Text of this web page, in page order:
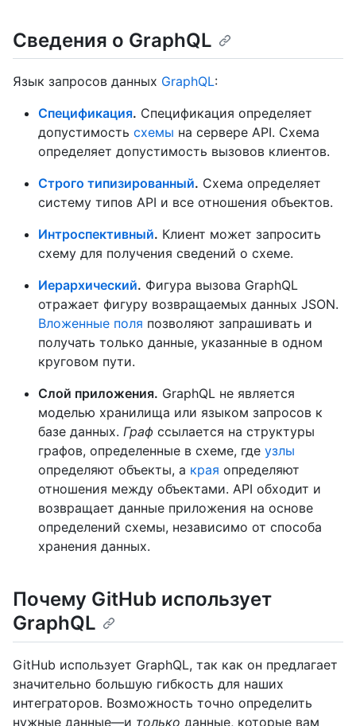
Сведения о GraphQL
Язык запросов данных GraphQL:
Спецификация. Спецификация определяет
допустимость схемы на сервере API. Схема
определяет допустимость вызовов клиентов.
Строго типизированный. Схема определяет
систему типов API и все отношения объектов.
Интроспективный. Клиент может запросить
схему для получения сведений о схеме.
Иерархический. Фигура вызова GraphQL
отражает фигуру возвращаемых данных JSON.
Вложенные поля позволяют запрашивать и
получать только данные, указанные в одном
круговом пути.
Слой приложения. GraphQL не является
моделью хранилища или языком запросов к
базе данных. Граф ссылается на структуры
графов, определенные в схеме, где узлы
определяют объекты, а края определяют
отношения между объектами. API обходит и
возвращает данные приложения на основе
определений схемы, независимо от способа
хранения данных.
Почему GitHub использует
GraphQL
GitHub использует GraphQL, так как он предлагает
значительно большую гибкость для наших
интеграторов. Возможность точно определить
нужные данные—и только данные, которые вам